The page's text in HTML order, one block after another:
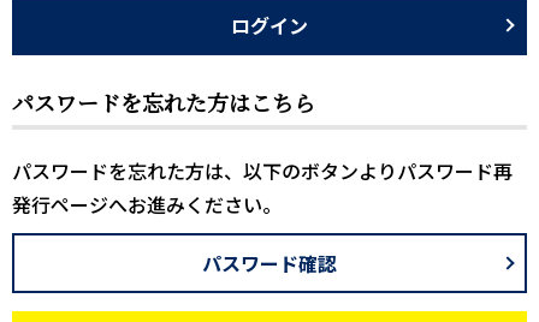
ログイン
パスワードを忘れた方はこちら
パスワードを忘れた方は、以下のボタンよりパスワード再
発行ページへお進みください。
パスワード確認